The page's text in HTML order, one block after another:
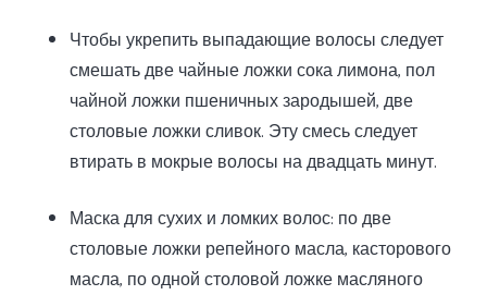
Чтобы укрепить выпадающие волосы следует
смешать две чайные ложки сока лимона, пол
чайной ложки пшеничных зародышей, две
столовые ложки сливок. Эту смесь следует
втирать в мокрые волосы на двадцать минут.
Маска для сухих и ломких волос: по две
столовые ложки репейного масла, касторового
масла, по одной столовой ложке масляного